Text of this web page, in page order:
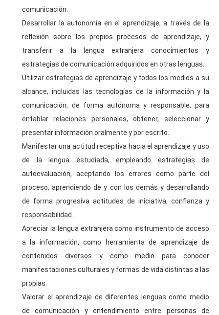
comunicación.
Desarrollar la autonomía en el aprendizaje, a través de la
reflexión sobre los propios procesos de aprendizaje, y
transferir a la lengua extranjera conocimientos y
estrategias de comunicación adquiridos en otras lenguas.
Utilizar estrategias de aprendizaje y todos los medios a su
alcance, incluidas las tecnologías de la información y la
comunicación, de forma autónoma y responsable, para
entablar relaciones personales, obtener, seleccionar y
presentar información oralmente y por escrito.
Manifestar una actitud receptiva hacia el aprendizaje y uso
de la lengua estudiada, empleando estrategias de
autoevaluación, aceptando los errores como parte del
proceso, aprendiendo de y con los demás y desarrollando
de forma progresiva actitudes de iniciativa, confianza y
responsabilidad.
Apreciar la lengua extranjera como instrumento de acceso
a la información, como herramienta de aprendizaje de
contenidos diversos y como medio para conocer
manifestaciones culturales y formas de vida distintas a las
propias.
Valorar el aprendizaje de diferentes lenguas como medio
de comunicación y entendimiento entre personas de